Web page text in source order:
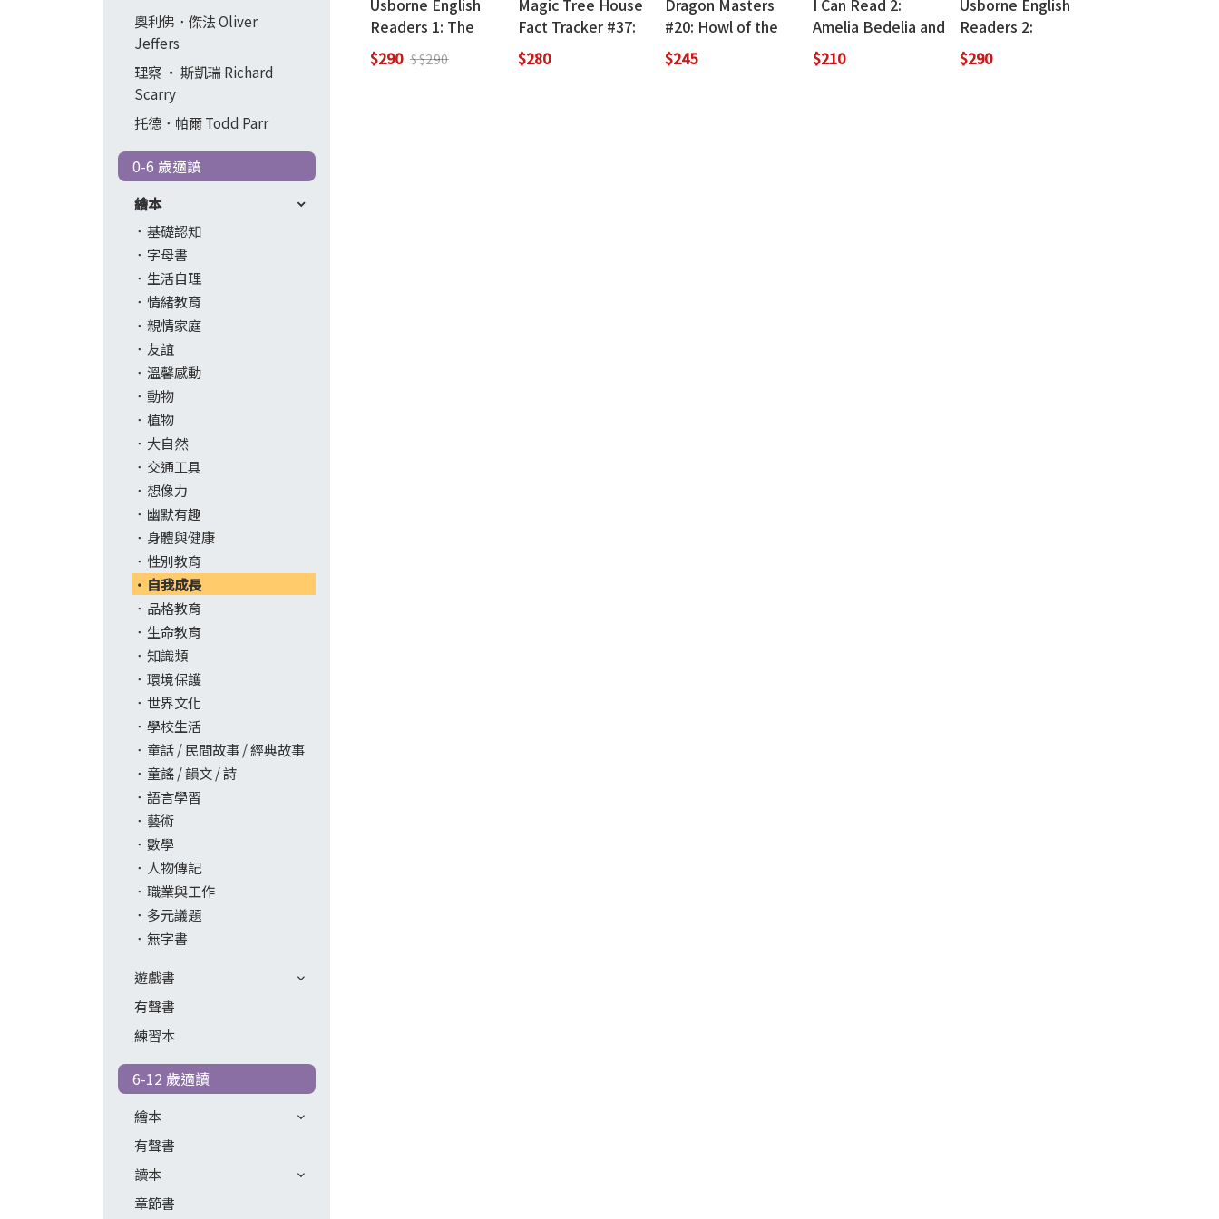
奧利佛．傑法 Oliver
Jeffers
理察 ‧ 斯凱瑞 Richard
Scarry
托德．帕爾 Todd Parr
0-6 歲適讀
繪本
基礎認知
字母書
生活自理
情緒教育
親情家庭
友誼
溫馨感動
動物
植物
大自然
交通工具
想像力
幽默有趣
身體與健康
性別教育
自我成長
品格教育
生命教育
知識類
環境保護
世界文化
學校生活
童話 / 民間故事 / 經典故事
童謠 / 韻文 / 詩
語言學習
藝術
數學
人物傳記
職業與工作
多元議題
無字書
遊戲書
有聲書
練習本
6-12 歲適讀
繪本
有聲書
讀本
章節書
Usborne English
Readers 1: The
Emperor and the
Nightingale (QR
$290 $$290
Magic Tree House
Fact Tracker #37:
Baseball
$280
Dragon Masters
#20: Howl of the
Wind Dragon: A
Branches Book
$245
I Can Read 2:
Amelia Bedelia and
the Surprise
Shower
$210
Usborne English
Readers 2:
Gulliver's Travels
(QR Code)
$290